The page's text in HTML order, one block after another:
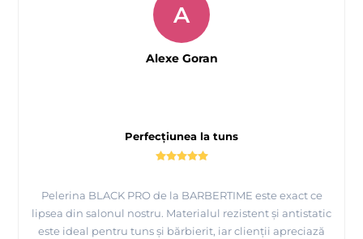
Perfecțiunea la tuns
Pelerina BLACK PRO de la BARBERTIME este exact ce
lipsea din salonul nostru. Materialul rezistent și antistatic
este ideal pentru tuns și bărbierit, iar clienții apreciază
A
Alexe Goran